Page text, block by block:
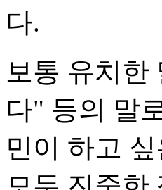
다.
보통 유치한
다" 등의 말
민이 하고